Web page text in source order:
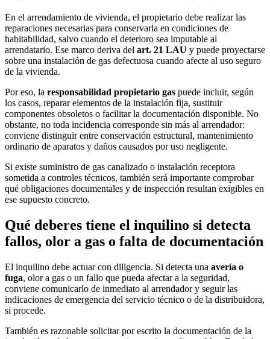
En el arrendamiento de vivienda, el propietario debe realizar las
reparaciones necesarias para conservarla en condiciones de
habitabilidad, salvo cuando el deterioro sea imputable al
arrendatario. Ese marco deriva del art. 21 LAU y puede proyectarse
sobre una instalación de gas defectuosa cuando afecte al uso seguro
de la vivienda.
Por eso, la responsabilidad propietario gas puede incluir, según
los casos, reparar elementos de la instalación fija, sustituir
componentes obsoletos o facilitar la documentación disponible. No
obstante, no toda incidencia corresponde sin más al arrendador:
conviene distinguir entre conservación estructural, mantenimiento
ordinario de aparatos y daños causados por uso negligente.
Si existe suministro de gas canalizado o instalación receptora
sometida a controles técnicos, también será importante comprobar
qué obligaciones documentales y de inspección resultan exigibles en
ese supuesto concreto.
Qué deberes tiene el inquilino si detecta
fallos, olor a gas o falta de documentación
El inquilino debe actuar con diligencia. Si detecta una avería o
fuga, olor a gas o un fallo que pueda afectar a la seguridad,
conviene comunicarlo de inmediato al arrendador y seguir las
indicaciones de emergencia del servicio técnico o de la distribuidora,
si procede.
También es razonable solicitar por escrito la documentación de la